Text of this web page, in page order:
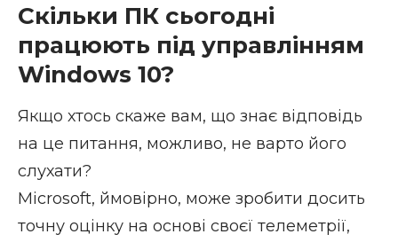
Скільки ПК сьогодні
працюють під управлінням
Windows 10?
Якщо хтось скаже вам, що знає відповідь
на це питання, можливо, не варто його
слухати?
Microsoft, ймовірно, може зробити досить
точну оцінку на основі своєї телеметрії,